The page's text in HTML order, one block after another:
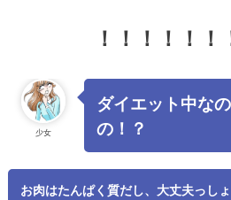
！！！！！！
少女
ダイエット中な
の！？
お肉はたんぱく質だし、大丈夫っし